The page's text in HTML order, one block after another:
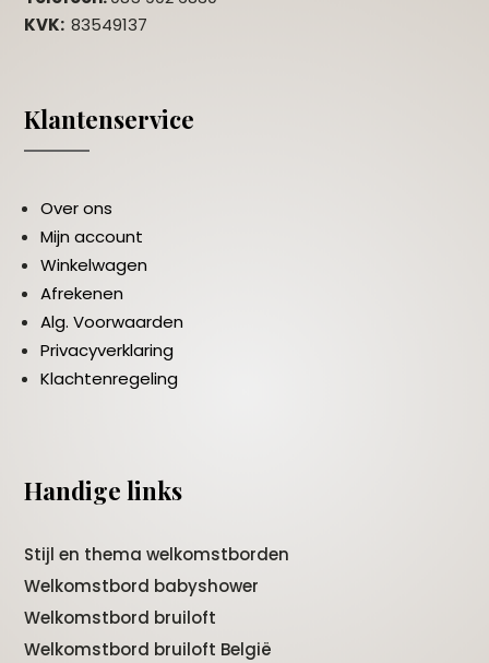
KVK:83549137
Klantenservice
Over ons
Mijn account
Winkelwagen
Afrekenen
Alg. Voorwaarden
Privacyverklaring
Klachtenregeling
Handige links
Stijl en thema welkomstborden
Welkomstbord babyshower
Welkomstbord bruiloft
Welkomstbord bruiloft België